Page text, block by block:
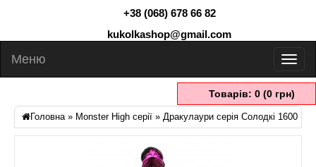
Товарів: 0 (0 грн)
+38 (068) 678 66 82
kukolkashop@gmail.com
Меню
Головна» Monster High серії » Дракулаури серія Солодкі 1600